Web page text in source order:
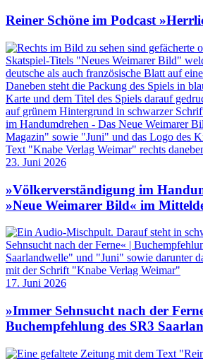
Reiner Schöne im Podcast
23. Juni 2026
»Völkerverständigung im
»Neue Weimarer Bild« im
17. Juni 2026
»Immer Sehnsucht nach der
Buchempfehlung des SR3